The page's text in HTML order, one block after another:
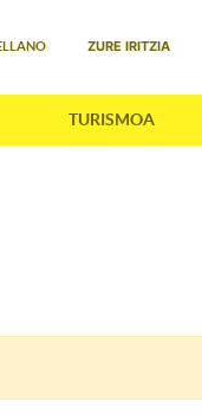
ZURE IRITZIA
TURISMOA